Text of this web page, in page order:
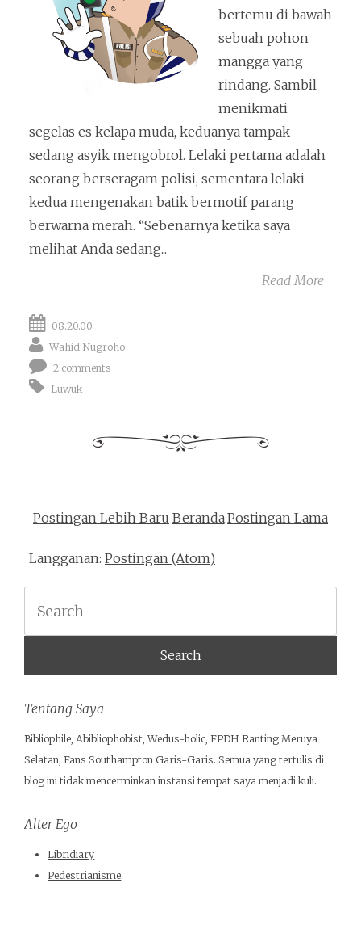
bertemu di bawah
sebuah pohon
mangga yang
rindang. Sambil
menikmati
segelas es kelapa muda, keduanya tampak
sedang asyik mengobrol. Lelaki pertama adalah
seorang berseragam polisi, sementara lelaki
kedua mengenakan batik bermotif parang
berwarna merah. “Sebenarnya ketika saya
melihat Anda sedang...
Read More
08.20.00
Wahid Nugroho
2 comments
Luwuk
Postingan Lebih Baru Postingan Lama
Beranda
Langganan: Postingan (Atom)
Tentang Saya
Bibliophile, Abibliophobist, Wedus-holic, FPDH Ranting Meruya
Selatan, Fans Southampton Garis-Garis. Semua yang tertulis di
blog ini tidak mencerminkan instansi tempat saya menjadi kuli.
Alter Ego
Libridiary
Pedestrianisme